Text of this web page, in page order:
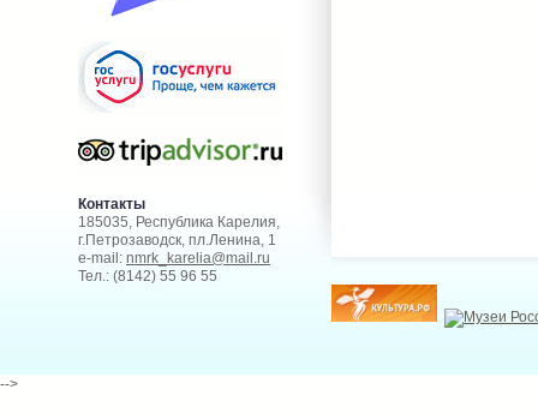
Контакты
185035, Республика Карелия,
г.Петрозаводск, пл.Ленина, 1
e-mail: nmrk_karelia@mail.ru
Тел.: (8142) 55 96 55
-->